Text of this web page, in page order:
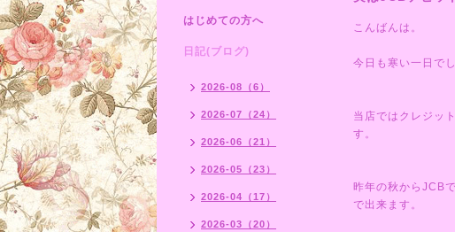
こんばんは。
今日も寒い一日でし
当店ではクレジッ
す。
昨年の秋からJCB
で出来ます。
はじめての方へ
日記(ブログ)
2026-08（6）
2026-07（24）
2026-06（21）
2026-05（23）
2026-04（17）
2026-03（20）